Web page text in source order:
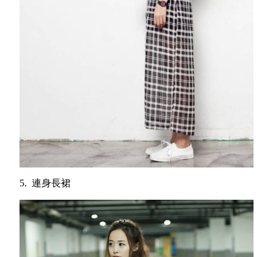
5. 連身長裙